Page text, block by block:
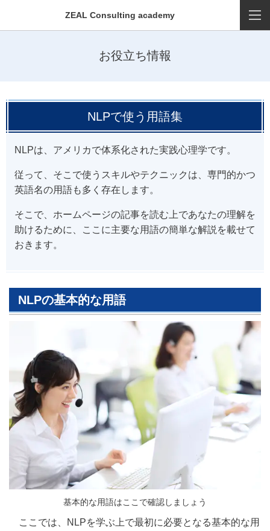
ZEAL Consulting academy
お役立ち情報
NLPで使う用語集
NLPは、アメリカで体系化された実践心理学です。
従って、そこで使うスキルやテクニックは、専門的かつ
英語名の用語も多く存在します。
そこで、ホームページの記事を読む上であなたの理解を
助けるために、ここに主要な用語の簡単な解説を載せて
おきます。
NLPの基本的な用語
基本的な用語はここで確認しましょう
ここでは、NLPを学ぶ上で最初に必要となる基本的な用